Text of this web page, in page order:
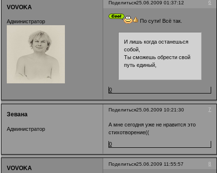
Поделиться 6
25.06.2009 01:37:12
VOVOKA
Администратор По сути! Всё так.
И лишь когда останешься
собой,
Ты сможешь обрести свой
путь единый,
0
Поделиться 7
25.06.2009 10:21:30
Зевана
Администратор
А мне сегодня уже не нравится это
стихотворение((
0
Поделиться 8
25.06.2009 11:55:57
VOVOKA